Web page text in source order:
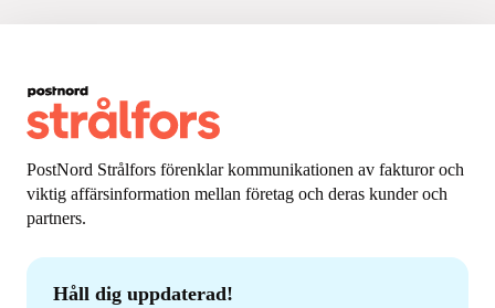
PostNord Strålfors förenklar kommunikationen av fakturor och
viktig affärsinformation mellan företag och deras kunder och
partners.
Håll dig uppdaterad!